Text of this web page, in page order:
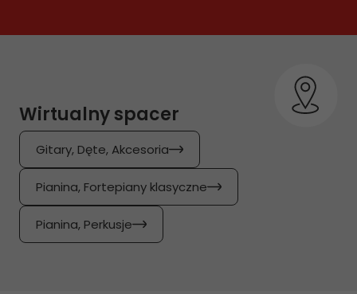
Wirtualny spacer
Gitary, Dęte, Akcesoria
Pianina, Fortepiany klasyczne
Pianina, Perkusje